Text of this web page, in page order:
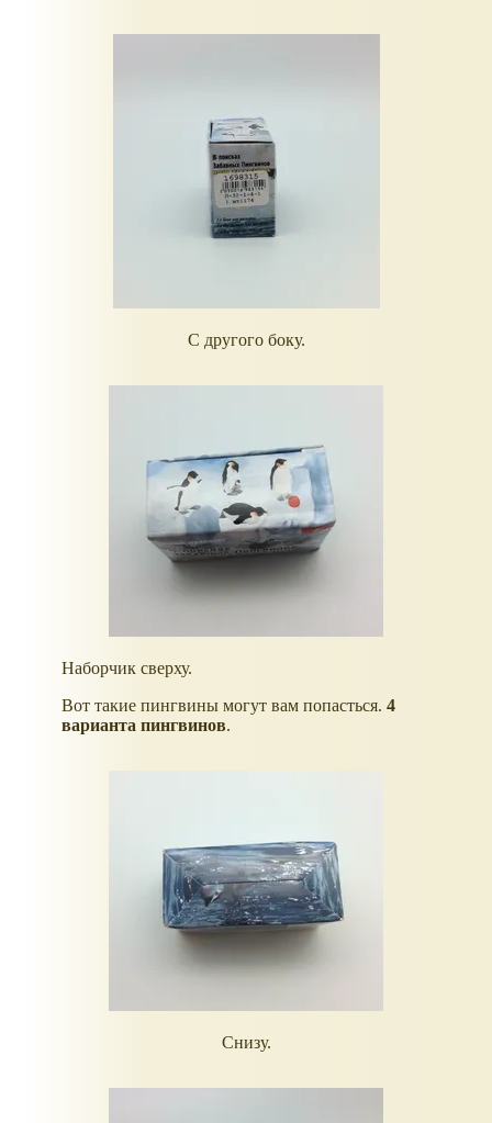
С другого боку.
Наборчик сверху.
Вот такие пингвины могут вам попасться. 4
варианта пингвинов.
Снизу.